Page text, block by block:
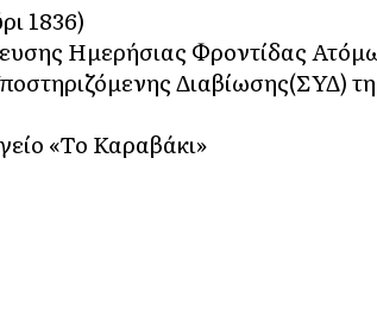
1836)
Ημερήσιας Φροντίδας
Διαβίωσης(ΣΥΔ)
«Το Καραβάκι»